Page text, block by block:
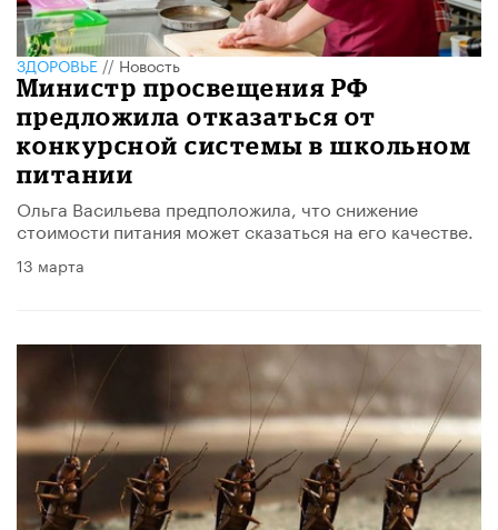
ЗДОРОВЬЕ//Новость
Министр просвещения РФ
предложила отказаться от
конкурсной системы в школьном
питании
Ольга Васильева предположила, что снижение
стоимости питания может сказаться на его качестве.
13 марта